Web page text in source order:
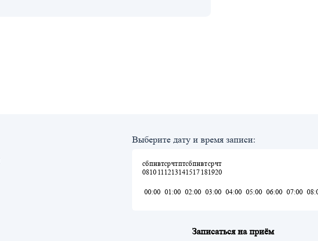
Выберите дату и время записи:
сб
08
пн
10
вт
11
ср
12
чт
13
пт
14
сб
15
пн
17
вт
18
ср
19
чт
20
00:00 01:00 02:00 03:00 04:00 05:00 06:00 07:00
Записаться на приём